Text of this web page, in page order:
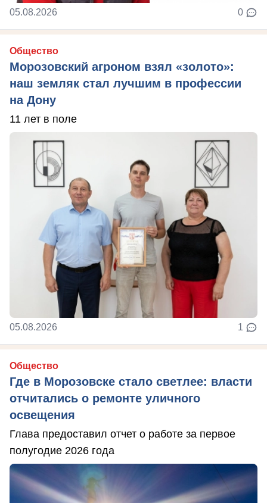
05.08.2026 0
Общество
Морозовский агроном взял «золото»:
наш земляк стал лучшим в профессии
на Дону
11 лет в поле
05.08.2026 1
Общество
Где в Морозовске стало светлее: власти
отчитались о ремонте уличного
освещения
Глава предоставил отчет о работе за первое
полугодие 2026 года